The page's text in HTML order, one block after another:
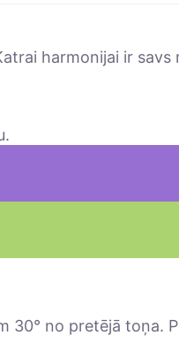
harmonijai ir savs
no pretējā toņa.